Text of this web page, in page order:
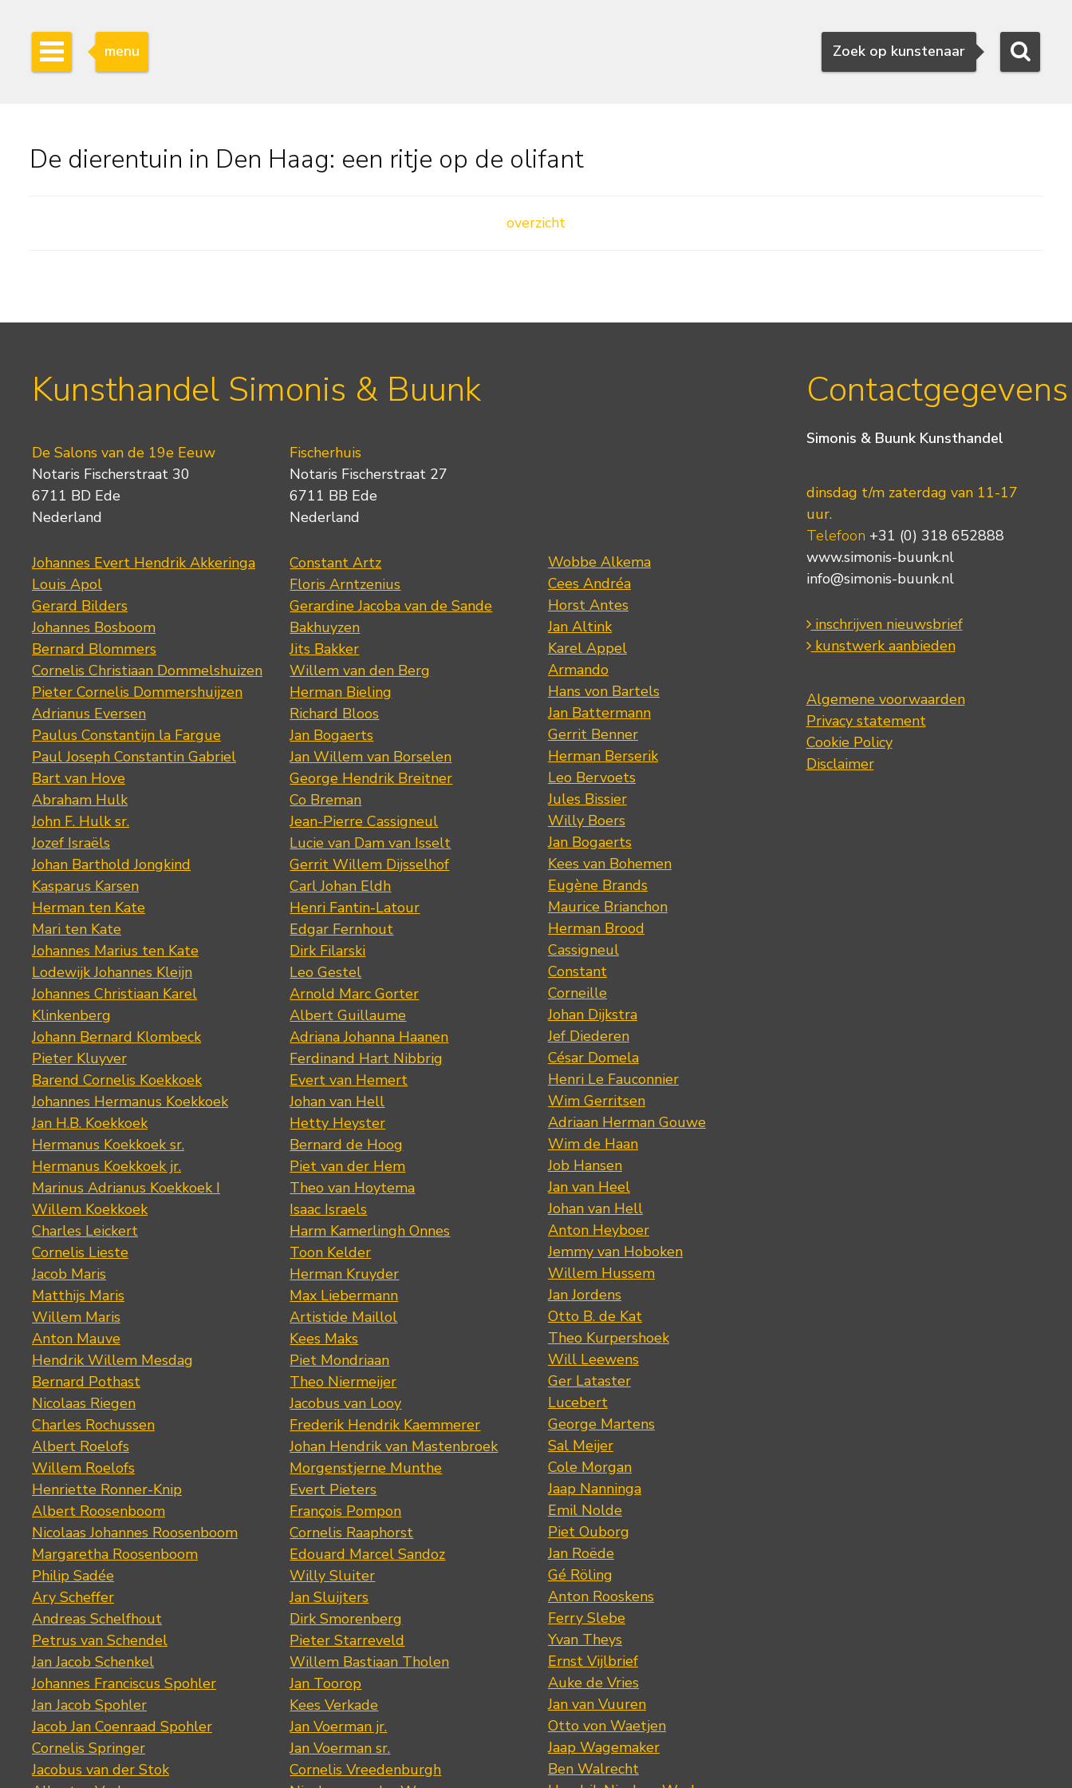
Zoeken
Zoek op kunstenaar
menu
De dierentuin in Den Haag: een ritje op de olifant
overzicht
Kunsthandel Simonis & Buunk
De Salons van de 19e Eeuw
Notaris Fischerstraat 30
6711 BD Ede
Nederland
Johannes Evert Hendrik Akkeringa
Louis Apol
Gerard Bilders
Johannes Bosboom
Bernard Blommers
Cornelis Christiaan Dommelshuizen
Pieter Cornelis Dommershuijzen
Adrianus Eversen
Paulus Constantijn la Fargue
Paul Joseph Constantin Gabriel
Bart van Hove
Abraham Hulk
John F. Hulk sr.
Jozef Israëls
Johan Barthold Jongkind
Kasparus Karsen
Herman ten Kate
Mari ten Kate
Johannes Marius ten Kate
Lodewijk Johannes Kleijn
Johannes Christiaan Karel
Klinkenberg
Johann Bernard Klombeck
Pieter Kluyver
Barend Cornelis Koekkoek
Johannes Hermanus Koekkoek
Jan H.B. Koekkoek
Hermanus Koekkoek sr.
Hermanus Koekkoek jr.
Marinus Adrianus Koekkoek I
Willem Koekkoek
Charles Leickert
Cornelis Lieste
Jacob Maris
Matthijs Maris
Willem Maris
Anton Mauve
Hendrik Willem Mesdag
Bernard Pothast
Nicolaas Riegen
Charles Rochussen
Albert Roelofs
Willem Roelofs
Henriette Ronner-Knip
Albert Roosenboom
Nicolaas Johannes Roosenboom
Margaretha Roosenboom
Philip Sadée
Ary Scheffer
Andreas Schelfhout
Petrus van Schendel
Jan Jacob Schenkel
Johannes Franciscus Spohler
Jan Jacob Spohler
Jacob Jan Coenraad Spohler
Cornelis Springer
Jacobus van der Stok
Fischerhuis
Notaris Fischerstraat 27
6711 BB Ede
Nederland
Constant Artz
Floris Arntzenius
Gerardine Jacoba van de Sande
Bakhuyzen
Jits Bakker
Willem van den Berg
Herman Bieling
Richard Bloos
Jan Bogaerts
Jan Willem van Borselen
George Hendrik Breitner
Co Breman
Jean-Pierre Cassigneul
Lucie van Dam van Isselt
Gerrit Willem Dijsselhof
Carl Johan Eldh
Henri Fantin-Latour
Edgar Fernhout
Dirk Filarski
Leo Gestel
Arnold Marc Gorter
Albert Guillaume
Adriana Johanna Haanen
Ferdinand Hart Nibbrig
Evert van Hemert
Johan van Hell
Hetty Heyster
Bernard de Hoog
Piet van der Hem
Theo van Hoytema
Isaac Israels
Harm Kamerlingh Onnes
Toon Kelder
Herman Kruyder
Max Liebermann
Artistide Maillol
Kees Maks
Piet Mondriaan
Theo Niermeijer
Jacobus van Looy
Frederik Hendrik Kaemmerer
Johan Hendrik van Mastenbroek
Morgenstjerne Munthe
Evert Pieters
François Pompon
Cornelis Raaphorst
Edouard Marcel Sandoz
Willy Sluiter
Jan Sluijters
Dirk Smorenberg
Pieter Starreveld
Willem Bastiaan Tholen
Jan Toorop
Kees Verkade
Jan Voerman jr.
Jan Voerman sr.
Cornelis Vreedenburgh
Wobbe Alkema
Cees Andréa
Horst Antes
Jan Altink
Karel Appel
Armando
Hans von Bartels
Jan Battermann
Gerrit Benner
Herman Berserik
Leo Bervoets
Jules Bissier
Willy Boers
Jan Bogaerts
Kees van Bohemen
Eugène Brands
Maurice Brianchon
Herman Brood
Cassigneul
Constant
Corneille
Johan Dijkstra
Jef Diederen
César Domela
Henri Le Fauconnier
Wim Gerritsen
Adriaan Herman Gouwe
Wim de Haan
Job Hansen
Jan van Heel
Johan van Hell
Anton Heyboer
Jemmy van Hoboken
Willem Hussem
Jan Jordens
Otto B. de Kat
Theo Kurpershoek
Will Leewens
Ger Lataster
Lucebert
George Martens
Sal Meijer
Cole Morgan
Jaap Nanninga
Emil Nolde
Piet Ouborg
Jan Roëde
Gé Röling
Anton Rooskens
Ferry Slebe
Yvan Theys
Ernst Vijlbrief
Auke de Vries
Jan van Vuuren
Otto von Waetjen
Jaap Wagemaker
Ben Walrecht
Contactgegevens
Simonis & Buunk Kunsthandel
dinsdag t/m zaterdag van 11-17
uur.
Telefoon +31 (0) 318 652888
www.simonis-buunk.nl
info@simonis-buunk.nl
inschrijven nieuwsbrief
kunstwerk aanbieden
Algemene voorwaarden
Privacy statement
Cookie Policy
Disclaimer